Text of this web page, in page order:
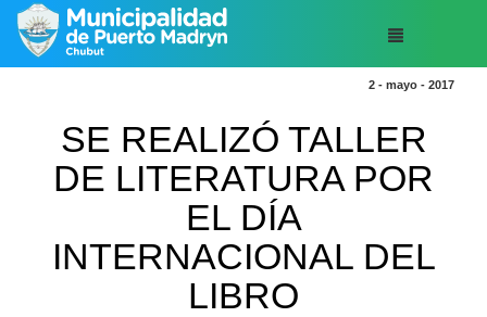
2 - mayo - 2017
SE REALIZÓ TALLER
DE LITERATURA POR
EL DÍA
INTERNACIONAL DEL
LIBRO